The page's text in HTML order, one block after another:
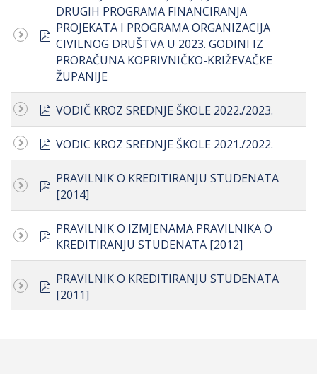
pdf
DRUGIH PROGRAMA FINANCIRANJA
PROJEKATA I PROGRAMA ORGANIZACIJA
CIVILNOG DRUŠTVA U 2023. GODINI IZ
PRORAČUNA KOPRIVNIČKO-KRIŽEVAČKE
ŽUPANIJE
pdf
VODIČ KROZ SREDNJE ŠKOLE 2022./2023.
pdf
VODIC KROZ SREDNJE ŠKOLE 2021./2022.
pdf
PRAVILNIK O KREDITIRANJU STUDENATA
[2014]
pdf
PRAVILNIK O IZMJENAMA PRAVILNIKA O
KREDITIRANJU STUDENATA [2012]
pdf
PRAVILNIK O KREDITIRANJU STUDENATA
[2011]